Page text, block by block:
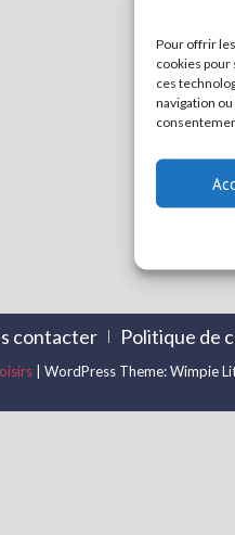
Pour offrir
cookies pour
ces
navigation
contacter Politique de
| WordPress Theme: Wimpie